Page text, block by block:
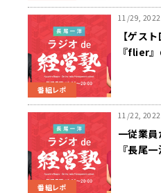
番組レポ
11/29, 2022
【ゲス
『flier
番組レポ
11/22, 2022
一従業員
『長尾